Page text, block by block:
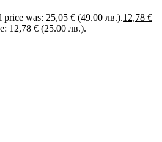
price was: 25,05 € (49.00 лв.).12,78 €
12,78 € (25.00 лв.).